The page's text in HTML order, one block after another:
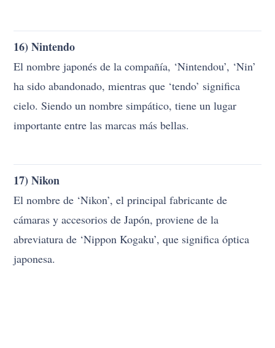
16) Nintendo
El nombre japonés de la compañía, ‘Nintendou’, ‘Nin’
ha sido abandonado, mientras que ‘tendo’ significa
cielo. Siendo un nombre simpático, tiene un lugar
importante entre las marcas más bellas.
17) Nikon
El nombre de ‘Nikon’, el principal fabricante de
cámaras y accesorios de Japón, proviene de la
abreviatura de ‘Nippon Kogaku’, que significa óptica
japonesa.